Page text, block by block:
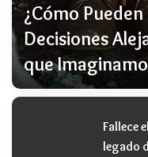
¿Cómo
Decisiones
que
POSTED
Fallece
legado